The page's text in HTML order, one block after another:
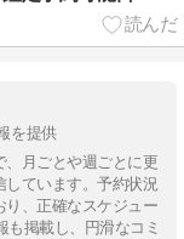
を提供
月ごとや週ごとに更
しています。予約状況
、正確なスケジュー
も掲載し、円滑なコミ